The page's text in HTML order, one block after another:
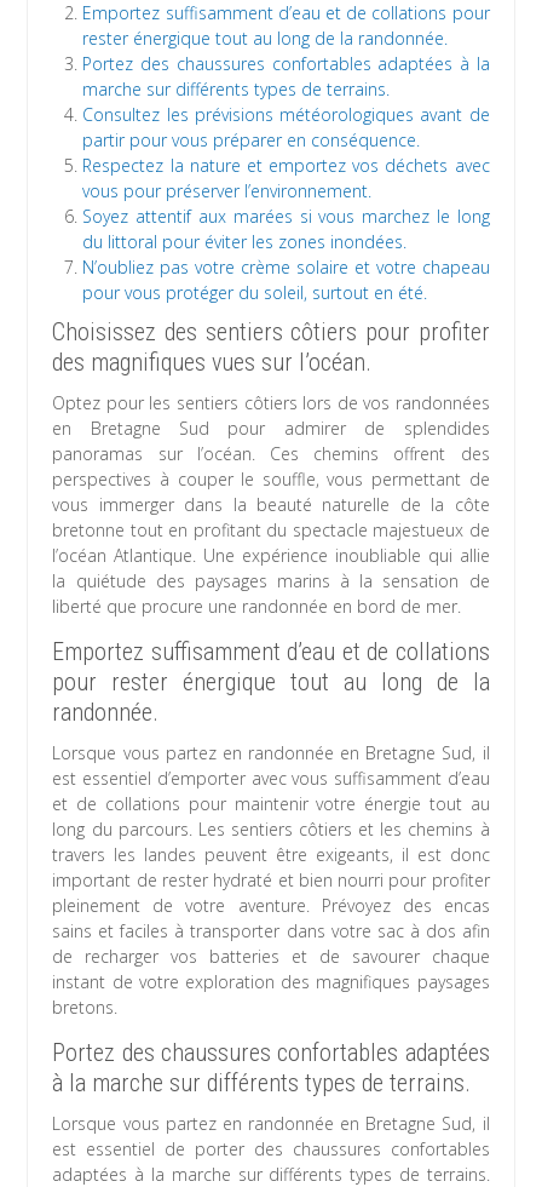
Emportez suffisamment d’eau et de collations pour
rester énergique tout au long de la randonnée.
Portez des chaussures confortables adaptées à la
marche sur différents types de terrains.
Consultez les prévisions météorologiques avant de
partir pour vous préparer en conséquence.
Respectez la nature et emportez vos déchets avec
vous pour préserver l’environnement.
Soyez attentif aux marées si vous marchez le long
du littoral pour éviter les zones inondées.
N’oubliez pas votre crème solaire et votre chapeau
pour vous protéger du soleil, surtout en été.
Choisissez des sentiers côtiers pour profiter
des magnifiques vues sur l’océan.
Optez pour les sentiers côtiers lors de vos randonnées
en Bretagne Sud pour admirer de splendides
panoramas sur l’océan. Ces chemins offrent des
perspectives à couper le souffle, vous permettant de
vous immerger dans la beauté naturelle de la côte
bretonne tout en profitant du spectacle majestueux de
l’océan Atlantique. Une expérience inoubliable qui allie
la quiétude des paysages marins à la sensation de
liberté que procure une randonnée en bord de mer.
Emportez suffisamment d’eau et de collations
pour rester énergique tout au long de la
randonnée.
Lorsque vous partez en randonnée en Bretagne Sud, il
est essentiel d’emporter avec vous suffisamment d’eau
et de collations pour maintenir votre énergie tout au
long du parcours. Les sentiers côtiers et les chemins à
travers les landes peuvent être exigeants, il est donc
important de rester hydraté et bien nourri pour profiter
pleinement de votre aventure. Prévoyez des encas
sains et faciles à transporter dans votre sac à dos afin
de recharger vos batteries et de savourer chaque
instant de votre exploration des magnifiques paysages
bretons.
Portez des chaussures confortables adaptées
à la marche sur différents types de terrains.
Lorsque vous partez en randonnée en Bretagne Sud, il
est essentiel de porter des chaussures confortables
adaptées à la marche sur différents types de terrains.